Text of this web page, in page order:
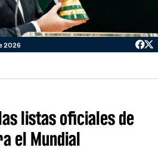
2026
listas oficiales de
el Mundial